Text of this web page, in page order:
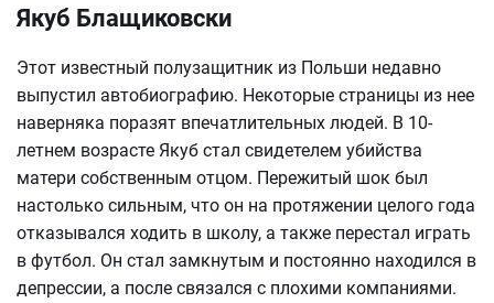
Якуб Блащиковски
Этот известный полузащитник из Польши недавно
выпустил автобиографию. Некоторые страницы из нее
наверняка поразят впечатлительных людей. В 10-
летнем возрасте Якуб стал свидетелем убийства
матери собственным отцом. Пережитый шок был
настолько сильным, что он на протяжении целого года
отказывался ходить в школу, а также перестал играть
в футбол. Он стал замкнутым и постоянно находился в
депрессии, а после связался с плохими компаниями.